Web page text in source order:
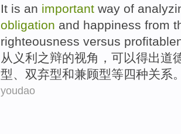
It is an important way of
obligation and happiness from
righteousness versus
从 义利 之辩的视角 ，可以得出道
型、双弃型和兼顾型等四种关系
youdao